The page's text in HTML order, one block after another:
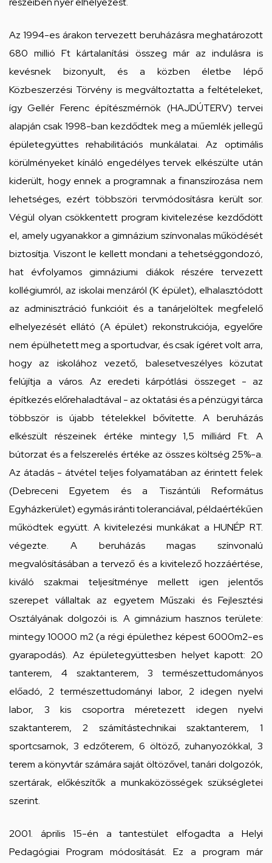
Az 1994-es árakon tervezett beruházásra meghatározott
680 millió Ft kártalanítási összeg már az indulásra is
kevésnek bizonyult, és a közben életbe lépő
Közbeszerzési Törvény is megváltoztatta a feltételeket,
így Gellér Ferenc építészmérnök (HAJDÚTERV) tervei
alapján csak 1998-ban kezdődtek meg a műemlék jellegű
épületegyüttes rehabilitációs munkálatai. Az optimális
körülményeket kínáló engedélyes tervek elkészülte után
kiderült, hogy ennek a programnak a finanszírozása nem
lehetséges, ezért többszöri tervmódosításra került sor.
Végül olyan csökkentett program kivitelezése kezdődött
el, amely ugyanakkor a gimnázium színvonalas működését
biztosítja. Viszont le kellett mondani a tehetséggondozó,
hat évfolyamos gimnáziumi diákok részére tervezett
kollégiumról, az iskolai menzáról (K épület), elhalasztódott
az adminisztráció funkcióit és a tanárjelöltek megfelelő
elhelyezését ellátó (A épület) rekonstrukciója, egyelőre
nem épülhetett meg a sportudvar, és csak ígéret volt arra,
hogy az iskolához vezető, balesetveszélyes közutat
felújítja a város. Az eredeti kárpótlási összeget - az
építkezés előrehaladtával - az oktatási és a pénzügyi tárca
többször is újabb tételekkel bővítette. A beruházás
elkészült részeinek értéke mintegy 1,5 milliárd Ft. A
bútorzat és a felszerelés értéke az összes költség 25%-a.
Az átadás - átvétel teljes folyamatában az érintett felek
(Debreceni Egyetem és a Tiszántúli Református
Egyházkerület) egymás iránti toleranciával, példaértékűen
működtek együtt. A kivitelezési munkákat a HUNÉP RT.
végezte. A beruházás magas színvonalú
megvalósításában a tervező és a kivitelező hozzáértése,
kiváló szakmai teljesítménye mellett igen jelentős
szerepet vállaltak az egyetem Műszaki és Fejlesztési
Osztályának dolgozói is. A gimnázium hasznos területe:
mintegy 10000 m2 (a régi épülethez képest 6000m2-es
gyarapodás). Az épületegyüttesben helyet kapott: 20
tanterem, 4 szaktanterem, 3 természettudományos
előadó, 2 természettudományi labor, 2 idegen nyelvi
labor, 3 kis csoportra méretezett idegen nyelvi
szaktanterem, 2 számítástechnikai szaktanterem, 1
sportcsarnok, 3 edzőterem, 6 öltöző, zuhanyozókkal, 3
terem a könyvtár számára saját öltözővel, tanári dolgozók,
szertárak, előkészítők a munkaközösségek szükségletei
szerint.
2001. április 15-én a tantestület elfogadta a Helyi
Pedagógiai Program módosítását. Ez a program már